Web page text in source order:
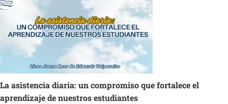
La asistencia diaria: un compromiso que fortalece el
aprendizaje de nuestros estudiantes